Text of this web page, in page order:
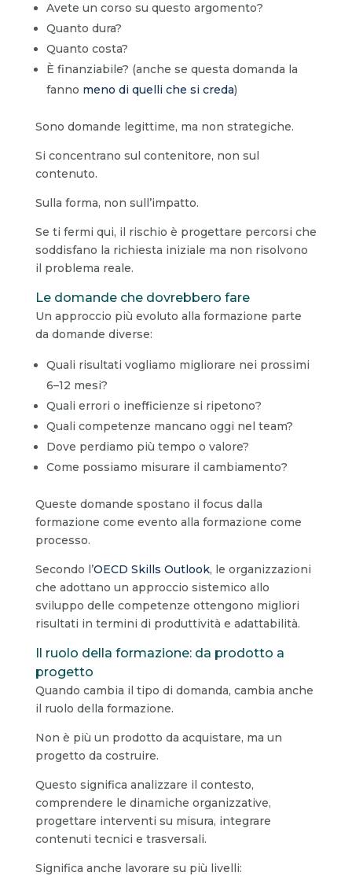
Avete un corso su questo argomento?
Quanto dura?
Quanto costa?
È finanziabile? (anche se questa domanda la
fanno meno di quelli che si creda)
Sono domande legittime, ma non strategiche.
Si concentrano sul contenitore, non sul
contenuto.
Sulla forma, non sull’impatto.
Se ti fermi qui, il rischio è progettare percorsi che
soddisfano la richiesta iniziale ma non risolvono
il problema reale.
Le domande che dovrebbero fare
Un approccio più evoluto alla formazione parte
da domande diverse:
Quali risultati vogliamo migliorare nei prossimi
6–12 mesi?
Quali errori o inefficienze si ripetono?
Quali competenze mancano oggi nel team?
Dove perdiamo più tempo o valore?
Come possiamo misurare il cambiamento?
Queste domande spostano il focus dalla
formazione come evento alla formazione come
processo.
Secondo l’OECD Skills Outlook, le organizzazioni
che adottano un approccio sistemico allo
sviluppo delle competenze ottengono migliori
risultati in termini di produttività e adattabilità.
Il ruolo della formazione: da prodotto a
progetto
Quando cambia il tipo di domanda, cambia anche
il ruolo della formazione.
Non è più un prodotto da acquistare, ma un
progetto da costruire.
Questo significa analizzare il contesto,
comprendere le dinamiche organizzative,
progettare interventi su misura, integrare
contenuti tecnici e trasversali.
Significa anche lavorare su più livelli: